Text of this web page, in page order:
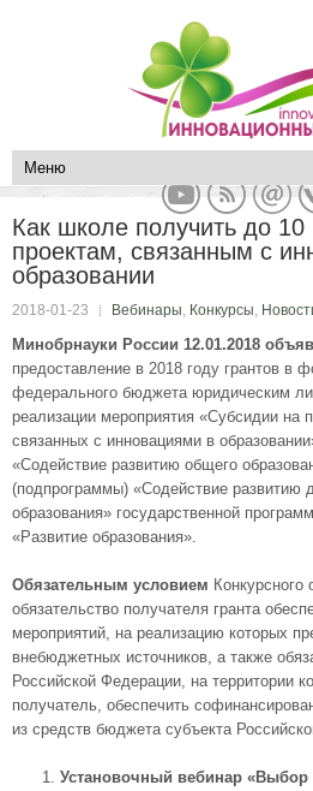
Как школе получить до
проектам, связанным с
образовании
2018-01-23 Вебинары, Конкурсы,
Минобрнауки России 12.01.2018
предоставление в 2018 году грантов в
федерального бюджета юридическим
реализации мероприятия «Субсидии на
связанных с инновациями в
«Содействие развитию общего
(подпрограммы) «Содействие развитию
образования» государственной
«Развитие образования».
Обязательным условием Конкурсного
обязательство получателя гранта
мероприятий, на реализацию которых
внебюджетных источников, а также
Российской Федерации, на территории
получатель, обеспечить
из средств бюджета субъекта
Установочный вебинар «Выбор